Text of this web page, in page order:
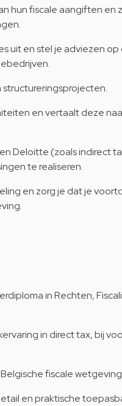
hun fiscale aangiften en
uit en stel je adviezen
en vertaalt deze
Deloitte (zoals indirect
te realiseren.
en zorg je dat je
in Rechten,
in direct tax, bij
fiscale
en praktische